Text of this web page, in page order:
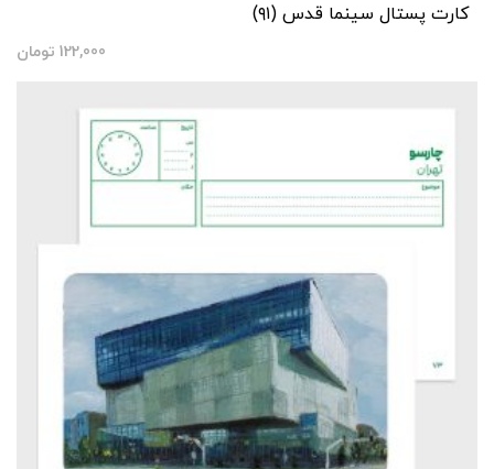
کارت پستال سینما قدس (۹۱)
122,000 تومان